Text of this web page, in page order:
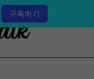
구독하기